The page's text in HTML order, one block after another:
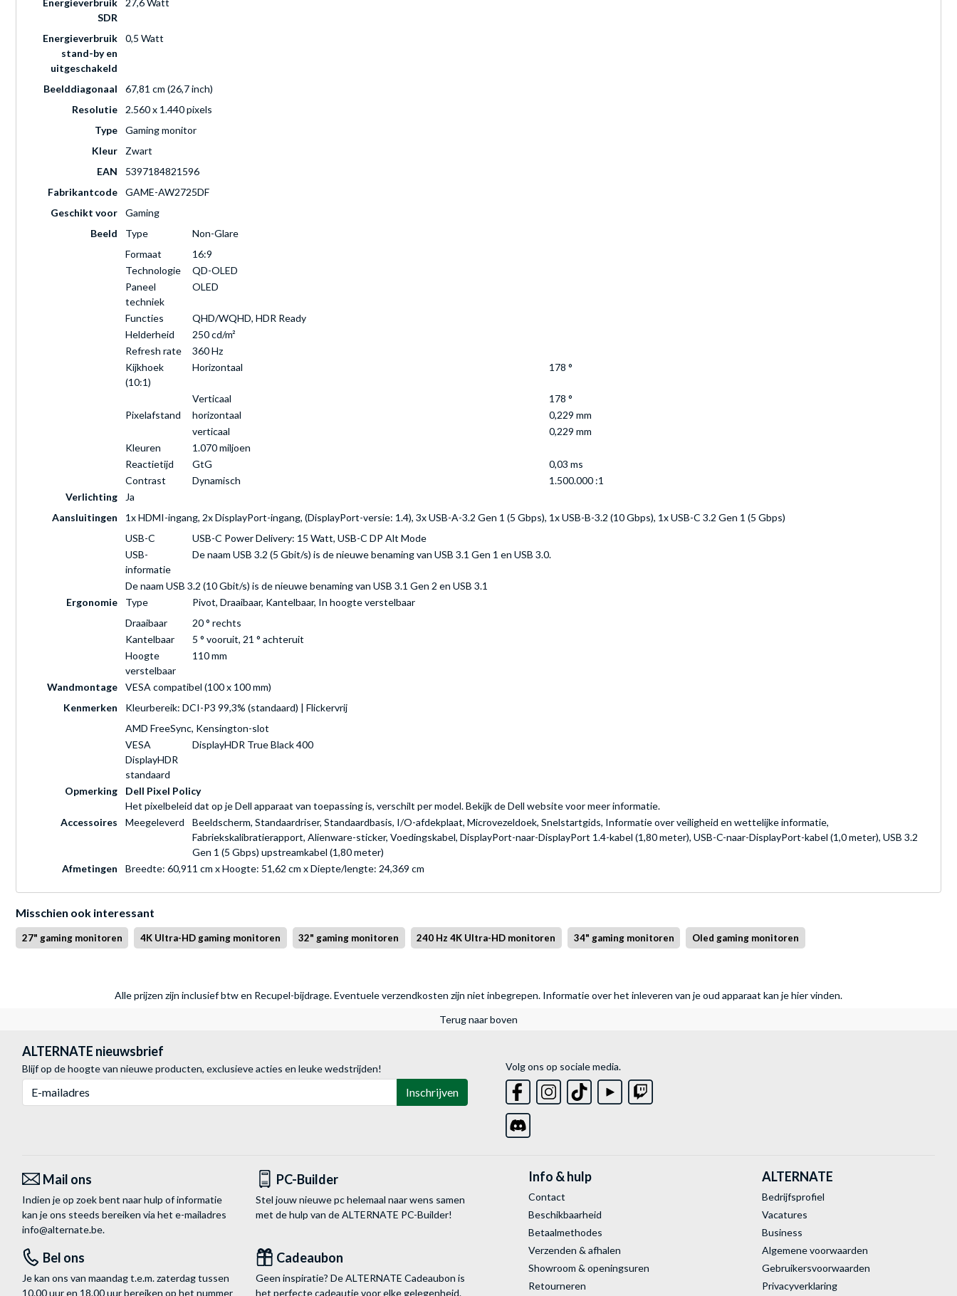
Energieverbruik
SDR
27,6 Watt
Energieverbruik
stand-by en
uitgeschakeld
0,5 Watt
Beelddiagonaal
67,81 cm (26,7 inch)
Resolutie
2.560 x 1.440 pixels
Type
Gaming monitor
Kleur
Zwart
EAN
5397184821596
Fabrikantcode
GAME-AW2725DF
Geschikt voor
Gaming
Beeld
Type
Non-Glare
Formaat
16:9
Technologie
QD-OLED
Paneel
techniek
OLED
Functies
QHD/WQHD, HDR Ready
Helderheid
250 cd/m²
Refresh rate
360 Hz
Kijkhoek
(10:1)
Horizontaal 178 °
Verticaal
178 °
Pixelafstand
horizontaal
0,229 mm
verticaal
0,229 mm
Kleuren
1.070 miljoen
Reactietijd
GtG
0,03 ms
Contrast
Dynamisch
1.500.000 :1
Verlichting
Ja
Aansluitingen
1x HDMI-ingang, 2x DisplayPort-ingang, (DisplayPort-versie: 1.4), 3x USB-A-3.2 Gen 1 (5 Gbps), 1x USB-B-3.2 (10 Gbps), 1x USB-C 3.2 Gen 1 (5 Gbps)
USB-C
USB-C Power Delivery: 15 Watt, USB-C DP Alt Mode
USB-
informatie
De naam USB 3.2 (5 Gbit/s) is de nieuwe benaming van USB 3.1 Gen 1 en USB 3.0.
De naam USB 3.2 (10 Gbit/s) is de nieuwe benaming van USB 3.1 Gen 2 en USB 3.1
Ergonomie
Type
Pivot, Draaibaar, Kantelbaar, In hoogte verstelbaar
Draaibaar
20 ° rechts
Kantelbaar
5 ° vooruit, 21 ° achteruit
Hoogte
verstelbaar
110 mm
Wandmontage
VESA compatibel (100 x 100 mm)
Kenmerken
Kleurbereik: DCI-P3 99,3% (standaard) | Flickervrij
AMD FreeSync, Kensington-slot
VESA
DisplayHDR
standaard
DisplayHDR True Black 400
Opmerking
Dell Pixel Policy
Het pixelbeleid dat op je Dell apparaat van toepassing is, verschilt per model. Bekijk de Dell website voor meer informatie.
Accessoires
Meegeleverd
Beeldscherm, Standaardriser, Standaardbasis, I/O-afdekplaat, Microvezeldoek, Snelstartgids, Informatie over veiligheid en wettelijke informatie,
Fabriekskalibratierapport, Alienware-sticker, Voedingskabel, DisplayPort-naar-DisplayPort 1.4-kabel (1,80 meter), USB-C-naar-DisplayPort-kabel (1,0 meter), USB 3.2
Gen 1 (5 Gbps) upstreamkabel (1,80 meter)
Afmetingen
Breedte: 60,911 cm x Hoogte: 51,62 cm x Diepte/lengte: 24,369 cm
Misschien ook interessant
27" gaming monitoren 4K Ultra-HD gaming monitoren 32" gaming monitoren 240 Hz 4K Ultra-HD monitoren 34" gaming monitoren Oled gaming monitoren
Alle prijzen zijn inclusief btw en Recupel-bijdrage. Eventuele verzendkosten zijn niet inbegrepen. Informatie over het inleveren van je oud apparaat kan je hier vinden.
Terug naar boven
ALTERNATE nieuwsbrief
Blijf op de hoogte van nieuwe producten, exclusieve acties en leuke wedstrijden!
E-mailadres
Inschrijven
Volg ons op sociale media.
Mail ons
Indien je op zoek bent naar hulp of informatie
kan je ons steeds bereiken via het e-mailadres
info@alternate.be.
PC-Builder
Stel jouw nieuwe pc helemaal naar wens samen
met de hulp van de ALTERNATE PC-Builder!
Bel ons
Je kan ons van maandag t.e.m. zaterdag tussen
10.00 uur en 18.00 uur bereiken op het nummer
Cadeaubon
Geen inspiratie? De ALTERNATE Cadeaubon is
het perfecte cadeautje voor elke gelegenheid.
Info & hulp
Contact
Beschikbaarheid
Betaalmethodes
Verzenden & afhalen
Showroom & openingsuren
Retourneren
ALTERNATE
Bedrijfsprofiel
Vacatures
Business
Algemene voorwaarden
Gebruikersvoorwaarden
Privacyverklaring